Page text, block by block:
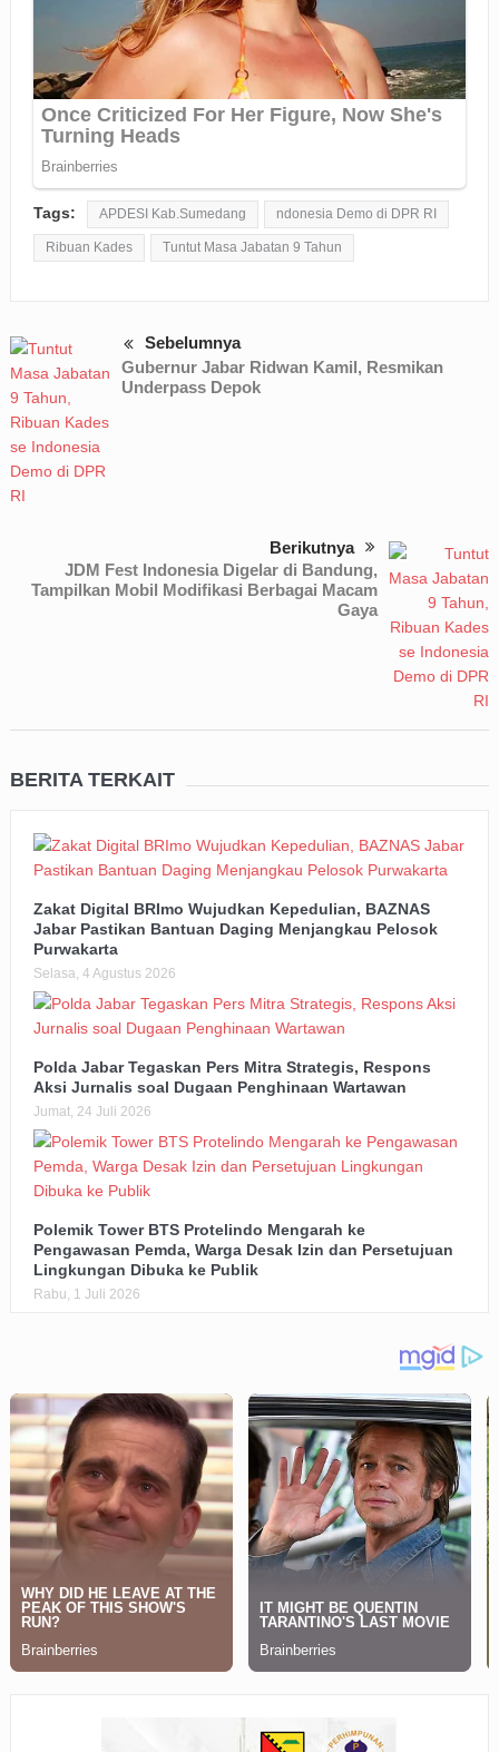
Tags: APDESI Kab.Sumedang ndonesia Demo di DPR RI
Ribuan Kades Tuntut Masa Jabatan 9 Tahun
Sebelumnya
Gubernur Jabar Ridwan Kamil, Resmikan
Underpass Depok
Berikutnya
JDM Fest Indonesia Digelar di Bandung,
Tampilkan Mobil Modifikasi Berbagai Macam
Gaya
BERITA TERKAIT
Zakat Digital BRImo Wujudkan Kepedulian, BAZNAS
Jabar Pastikan Bantuan Daging Menjangkau Pelosok
Purwakarta
Selasa, 4 Agustus 2026
Polda Jabar Tegaskan Pers Mitra Strategis, Respons
Aksi Jurnalis soal Dugaan Penghinaan Wartawan
Jumat, 24 Juli 2026
Polemik Tower BTS Protelindo Mengarah ke
Pengawasan Pemda, Warga Desak Izin dan Persetujuan
Lingkungan Dibuka ke Publik
Rabu, 1 Juli 2026